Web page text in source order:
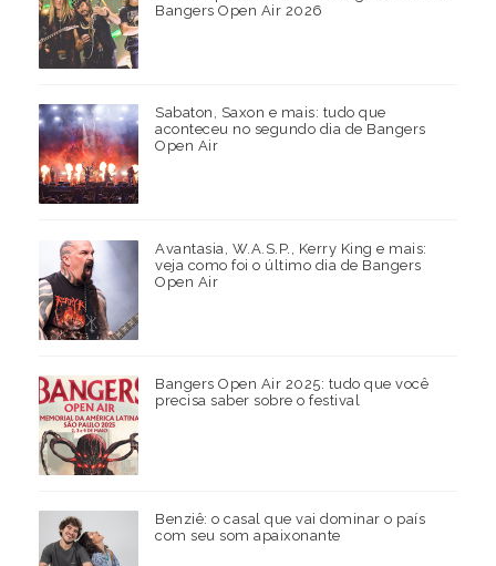
Bangers Open Air 2026
Sabaton, Saxon e mais: tudo que
aconteceu no segundo dia de Bangers
Open Air
Avantasia, W.A.S.P., Kerry King e mais:
veja como foi o último dia de Bangers
Open Air
Bangers Open Air 2025: tudo que você
precisa saber sobre o festival
Benziê: o casal que vai dominar o país
com seu som apaixonante